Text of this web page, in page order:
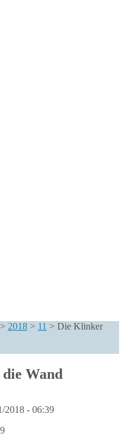
> 2018 > 11 > Die Klinker
Wand
2018 - 06:39